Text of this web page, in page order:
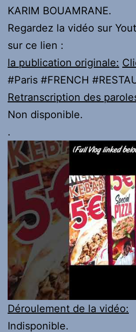
KARIM BOUAMRANE.
Regardez la vidéo sur
sur ce lien :
la publication originale:
#Paris #FRENCH
Retranscription des
Non disponible.
.
Déroulement de la vidéo:
Indisponible.